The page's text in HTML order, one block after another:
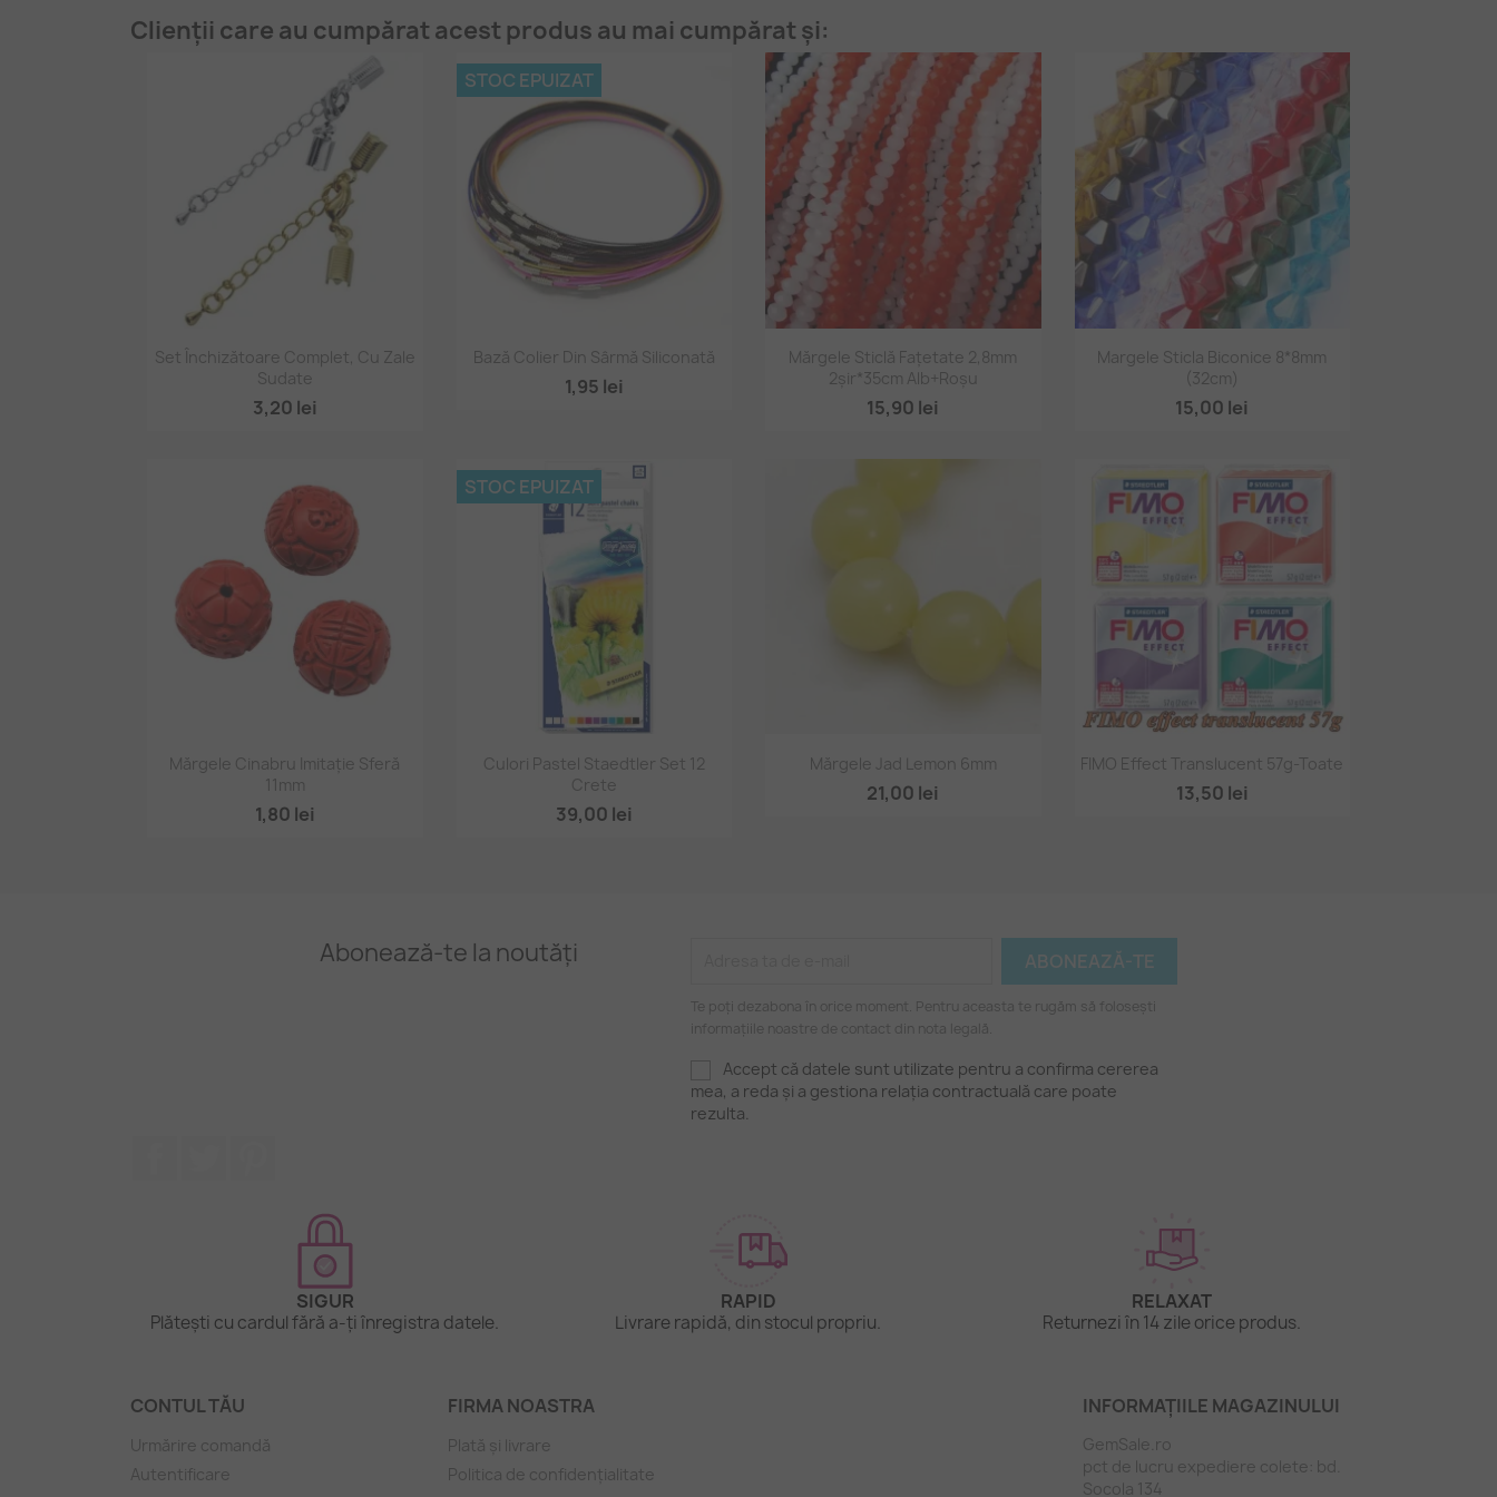
Clienții care au cumpărat acest produs au mai cumpărat și:
 Vizualizare rapidă
Set Închizătoare Complet, Cu Zale
Sudate
3,20 lei
Vizualizare rapidă
Bază Colier Din Sârmă Siliconată
1,95 lei
STOC EPUIZAT
Vizualizare rapidă
Mărgele Sticlă Fațetate 2,8mm
2șir*35cm Alb+roșu
15,90 lei
Vizualizare rapidă
Margele Sticla Biconice 8*8mm
(32cm)
15,00 lei
Vizualizare rapidă
Mărgele Cinabru Imitație Sferă
11mm
1,80 lei
 Vizualizare rapidă
Culori Pastel Staedtler Set 12
Crete
39,00 lei
STOC EPUIZAT
Vizualizare rapidă
Mărgele Jad Lemon 6mm
21,00 lei
Vizualizare rapidă
FIMO Effect Translucent 57g-Toate
13,50 lei
Abonează-te la noutăți
Te poți dezabona în orice moment. Pentru aceasta te rugăm să folosești
informațiile noastre de contact din nota legală.
Accept că datele sunt utilizate pentru a confirma cererea
mea, a reda și a gestiona relația contractuală care poate
rezulta.
SIGUR
Plătești cu cardul fără a-ți înregistra datele.
RAPID
Livrare rapidă, din stocul propriu.
RELAXAT
Returnezi în 14 zile orice produs.
CONTUL TĂU
Urmărire comandă
Autentificare
FIRMA NOASTRA
Plată și livrare
Politica de confidențialitate
INFORMAȚIILE MAGAZINULUI
GemSale.ro
pct de lucru expediere colete: bd.
Socola 134